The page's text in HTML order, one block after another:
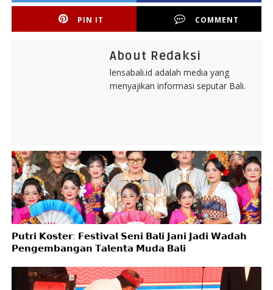
PIN IT COMMENT
About Redaksi
lensabali.id adalah media yang
menyajikan informasi seputar Bali.
𝗣𝘂𝘁𝗿𝗶 𝗞𝗼𝘀𝘁𝗲𝗿: 𝗙𝗲𝘀𝘁𝗶𝘃𝗮𝗹 𝗦𝗲𝗻𝗶 𝗕𝗮𝗹𝗶 𝗝𝗮𝗻𝗶 𝗝𝗮𝗱𝗶 𝗪𝗮𝗱𝗮𝗵
𝗣𝗲𝗻𝗴𝗲𝗺𝗯𝗮𝗻𝗴𝗮𝗻 𝗧𝗮𝗹𝗲𝗻𝘁𝗮 𝗠𝘂𝗱𝗮 𝗕𝗮𝗹𝗶